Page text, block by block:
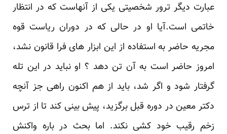
عبارت دیگر ترور شخصیتی یکی از آنهاست که در انتظار
‏خاتمی است.آیا او در حالی که در دوران ریاست قوه
مجریه حاضر به استفاده از این ابزار های فرا قانون نشد،
‏امروز حاضر است به آن تن دهد ؟ او نباید در این تله
گرفتار شود و اگر شد، باید از هم اکنون راهی جز آنچه
‏دکتر معین در دوره قبل برگزید، پیش بینی کند تا از ترس
زخم رقیب خود کشی نکند. اما بحث در باره واکنش